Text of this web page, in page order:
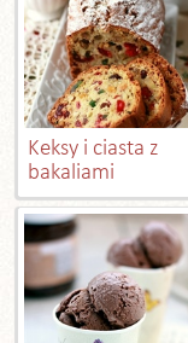
Keksy i ciasta z
bakaliami